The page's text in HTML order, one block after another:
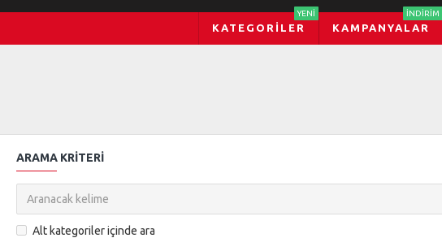
KATEGORILER
YENI
KAMPANYALAR
İNDIRIM
ARAMA KRITERI
Alt kategoriler içinde ara